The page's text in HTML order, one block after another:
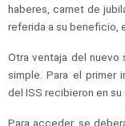
haberes, carnet de
referida a su beneficio,
Otra ventaja del nuevo
simple. Para el primer
del ISS recibieron en
Para acceder, se